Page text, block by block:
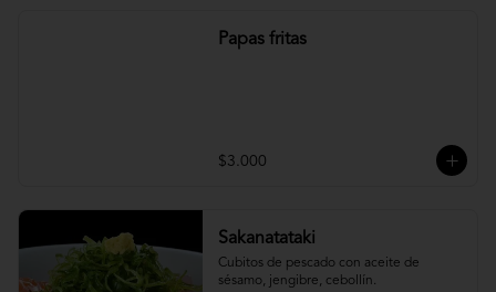
Papas fritas
$3.000
Sakanatataki
Cubitos de pescado con aceite de
sésamo, jengibre, cebollín.